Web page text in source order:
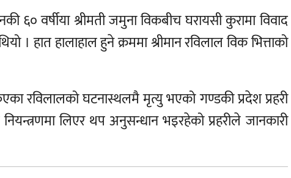
६० वर्षीया श्रीमती जमुना विकबीच घरायसी कुरामा विवाद
। हात हालाहाल हुने क्रममा श्रीमान रविलाल विक भित्ताको
रविलालको घटनास्थलमै मृत्यु भएको गण्डकी प्रदेश प्रहरी
लिएर थप अनुसन्धान भइरहेको प्रहरीले जानकारी